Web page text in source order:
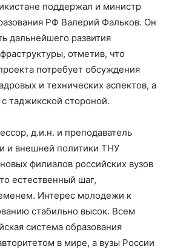
поддержал и министр
РФ Валерий Фальков. Он
дальнейшего развития
отметив, что
потребует обсуждения
и технических аспектов, а
таджикской стороной.
д.и.н. и преподаватель
и внешней политики ТНУ
филиалов российских вузов
естественный шаг,
Интерес молодежи к
стабильно высок. Всем
система образования
в мире, а вузы России